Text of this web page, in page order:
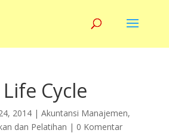
Cycle
2014| Akuntansi Manajemen,
dan Pelatihan | 0 Komentar